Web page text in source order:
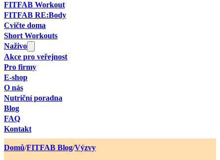
FITFAB Workout
FITFAB RE:Body
Cvičte doma
Short Workouts
Naživo
Akce pro veřejnost
Pro firmy
E-shop
O nás
Nutriční poradna
Blog
FAQ
Kontakt
Domů/FITFAB Blog/Výzvy